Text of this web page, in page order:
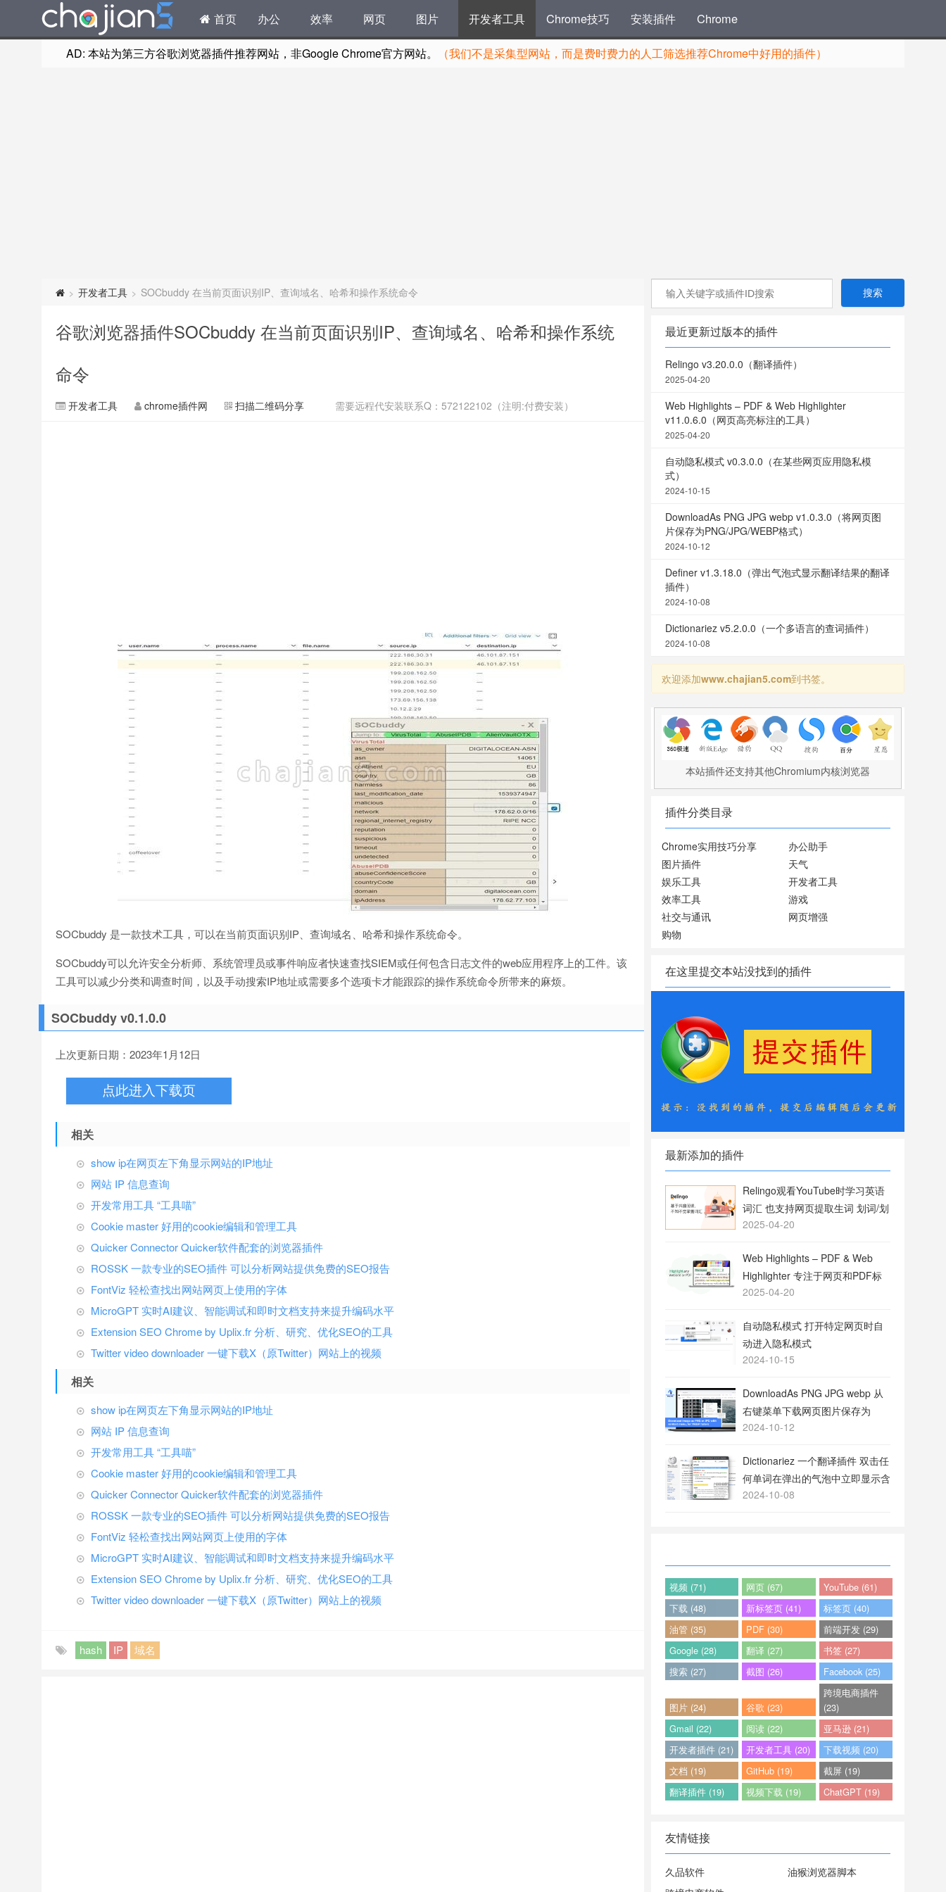
首页 办公 效率 网页 图片 开发者工具 Chrome技巧 安装插件 Chrome
AD: 本站为第三方谷歌浏览器插件推荐网站，非Google Chrome官方网站。 （我们不是采集型网站，而是费时费力的人工筛选推荐Chrome中好用的插件）
> 开发者工具 > SOCbuddy 在当前页面识别IP、查询域名、哈希和操作系统命令
谷歌浏览器插件SOCbuddy 在当前页面识别IP、查询域名、哈希和操作系统
命令
开发者工具 chrome插件网 扫描二维码分享 需要远程代安装联系Q：572122102（注明:付费安装）
SOCbuddy 是一款技术工具，可以在当前页面识别IP、查询域名、哈希和操作系统命令。
SOCbuddy可以允许安全分析师、系统管理员或事件响应者快速查找SIEM或任何包含日志文件的web应用程序上的工件。该
工具可以减少分类和调查时间，以及手动搜索IP地址或需要多个选项卡才能跟踪的操作系统命令所带来的麻烦。
SOCbuddy v0.1.0.0
上次更新日期：2023年1月12日
点此进入下载页
相关
show ip在网页左下角显示网站的IP地址
网站 IP 信息查询
开发常用工具 “工具喵”
Cookie master 好用的cookie编辑和管理工具
Quicker Connector Quicker软件配套的浏览器插件
ROSSK 一款专业的SEO插件 可以分析网站提供免费的SEO报告
FontViz 轻松查找出网站网页上使用的字体
MicroGPT 实时AI建议、智能调试和即时文档支持来提升编码水平
Extension SEO Chrome by Uplix.fr 分析、研究、优化SEO的工具
Twitter video downloader 一键下载X（原Twitter）网站上的视频
相关
show ip在网页左下角显示网站的IP地址
网站 IP 信息查询
开发常用工具 “工具喵”
Cookie master 好用的cookie编辑和管理工具
Quicker Connector Quicker软件配套的浏览器插件
ROSSK 一款专业的SEO插件 可以分析网站提供免费的SEO报告
FontViz 轻松查找出网站网页上使用的字体
MicroGPT 实时AI建议、智能调试和即时文档支持来提升编码水平
Extension SEO Chrome by Uplix.fr 分析、研究、优化SEO的工具
Twitter video downloader 一键下载X（原Twitter）网站上的视频
hash IP 域名
最近更新过版本的插件
Relingo v3.20.0.0（翻译插件）
2025-04-20
Web Highlights – PDF & Web Highlighter
v11.0.6.0（网页高亮标注的工具）
2025-04-20
自动隐私模式 v0.3.0.0（在某些网页应用隐私模
式）
2024-10-15
DownloadAs PNG JPG webp v1.0.3.0（将网页图
片保存为PNG/JPG/WEBP格式）
2024-10-12
Definer v1.3.18.0（弹出气泡式显示翻译结果的翻译
插件）
2024-10-08
Dictionariez v5.2.0.0（一个多语言的查词插件）
2024-10-08
欢迎添加www.chajian5.com到书签。
本站插件还支持其他Chromium内核浏览器
插件分类目录
Chrome实用技巧分享
办公助手
图片插件
天气
娱乐工具
开发者工具
效率工具
游戏
社交与通讯
网页增强
购物
在这里提交本站没找到的插件
最新添加的插件
Relingo观看YouTube时学习英语
词汇 也支持网页提取生词 划词/划
句翻译
2025-04-20
Web Highlights – PDF & Web
Highlighter 专注于网页和PDF标
注的工具
2025-04-20
自动隐私模式 打开特定网页时自
动进入隐私模式
2024-10-15
DownloadAs PNG JPG webp 从
右键菜单下载网页图片保存为
PNG或JPG格式
2024-10-12
Dictionariez 一个翻译插件 双击任
何单词在弹出的气泡中立即显示含
义
2024-10-08
视频 (71) 网页 (67)
YouTube (61)
下载 (48)
新标签页 (41)
标签页 (40)
油管 (35)
PDF (30)
前端开发 (29)
Google (28)
翻译 (27)
书签 (27)
搜索 (27)
截图 (26) Facebook (25)
图片 (24) 谷歌 (23)
跨境电商插件
(23)
Gmail (22)
阅读 (22)
亚马逊 (21)
开发者插件 (21)
开发者工具 (20)
下载视频 (20)
文档 (19)
GitHub (19)
截屏 (19)
翻译插件 (19)
视频下载 (19) ChatGPT (19)
友情链接
久品软件
油猴浏览器脚本